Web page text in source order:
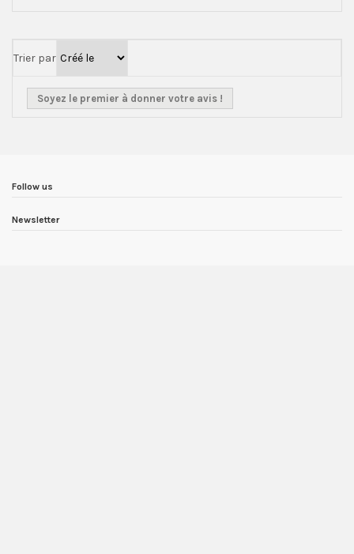
Trier par
Soyez le premier à donner votre avis !
Follow us
Newsletter